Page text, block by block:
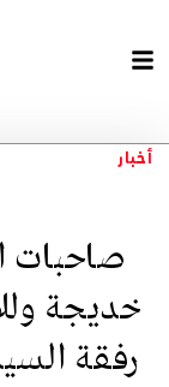
أخبار
صاحبات
خديجة
رفقة